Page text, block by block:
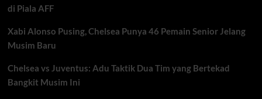
di Piala AFF
Xabi Alonso Pusing, Chelsea Punya 46 Pemain Senior Jelang
Musim Baru
Chelsea vs Juventus: Adu Taktik Dua Tim yang Bertekad
Bangkit Musim Ini